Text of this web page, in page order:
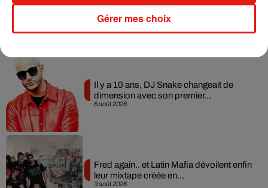
7 août 2026
Angèle et Amélie Lens dévoilent leur
collaboration tant attendue
6 août 2026
Il y a 10 ans, DJ Snake changeait de
dimension avec son premier...
3 août 2026
Fred again.. et Latin Mafia dévoilent enfin
leur mixtape créée en...
Gérer mes choix